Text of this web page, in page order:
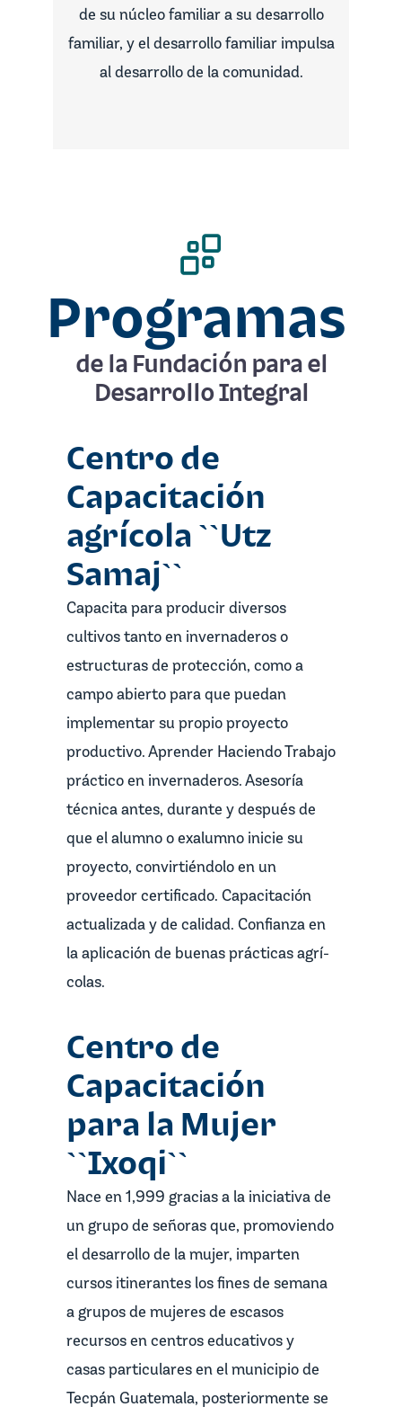
de su núcleo familiar a su desarrollo
familiar, y el desarrollo familiar impulsa
al desarrollo de la comunidad.
Programas
de laFundación para el
Desarrollo Integral
Centro de
Capacitación
agrí­cola ``Utz
Samaj``
Capacita para producir diversos
cultivos tanto en invernaderos o
estructuras de protección, como a
campo abierto para que puedan
implementar su propio proyecto
productivo. Aprender Haciendo Trabajo
práctico en invernaderos. Asesoría
técnica antes, durante y después de
que el alumno o exalumno inicie su
proyecto, convirtiéndolo en un
proveedor certificado. Capacitación
actualizada y de calidad. Confianza en
la aplicación de buenas prácticas agrí­
colas.
Centro de
Capacitación
para la Mujer
``Ixoqi``
Nace en 1,999 gracias a la iniciativa de
un grupo de señoras que, promoviendo
el desarrollo de la mujer, imparten
cursos itinerantes los fines de semana
a grupos de mujeres de escasos
recursos en centros educativos y
casas particulares en el municipio de
Tecpán Guatemala, posteriormente se